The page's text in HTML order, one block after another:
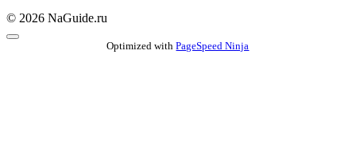
© 2026 NaGuide.ru
Optimized withPageSpeed Ninja